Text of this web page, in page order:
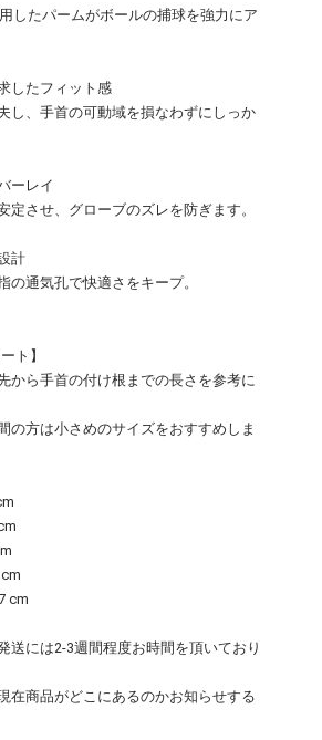
したパームがボールの捕球を強力にア
したフィット感
し、手首の可動域を損なわずにしっか
ーレイ
させ、グローブのズレを防ぎます。
計
通気孔で快適さをキープ。
ト】
から手首の付け根までの長さを参考に
の方は小さめのサイズをおすすめしま
cm
送には2-3週間程度お時間を頂いており
在商品がどこにあるのかお知らせする